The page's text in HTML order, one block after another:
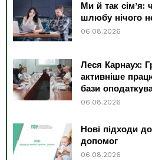
Ми й так сім’я:
шлюбу нічого
06.08.2026
Леся Карнаух:
активніше
бази
06.08.2026
Нові підходи
допомог
06.08.2026